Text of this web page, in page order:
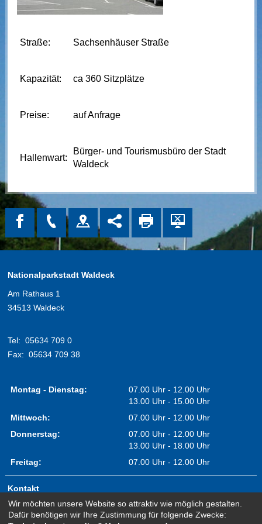
Straße: Sachsenhäuser Straße
Kapazität: ca 360 Sitzplätze
Preise: auf Anfrage
Hallenwart:
Bürger- und Tourismusbüro der Stadt
Waldeck
Nationalparkstadt Waldeck
Am Rathaus 1
34513 Waldeck
Tel: 05634 709 0
Fax: 05634 709 38
Montag - Dienstag:
07.00 Uhr - 12.00 Uhr
13.00 Uhr - 15.00 Uhr
Mittwoch:
07.00 Uhr - 12.00 Uhr
Donnerstag:
07.00 Uhr - 12.00 Uhr
13.00 Uhr - 18.00 Uhr
Freitag:
07.00 Uhr - 12.00 Uhr
Kontakt
Impressum
Erklärung zur Barrierefreiheit
Wir möchten unsere Website so attraktiv wie möglich gestalten.
Dafür benötigen wir Ihre Zustimmung für folgende Zwecke: